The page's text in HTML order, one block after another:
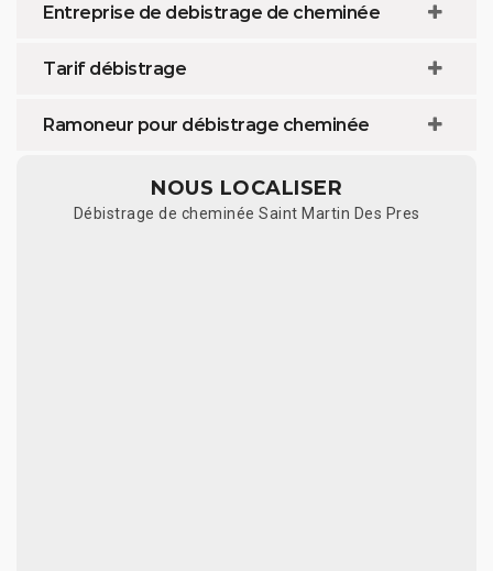
Entreprise de debistrage de cheminée
Tarif débistrage
Ramoneur pour débistrage cheminée
NOUS LOCALISER
Débistrage de cheminée Saint Martin Des Pres